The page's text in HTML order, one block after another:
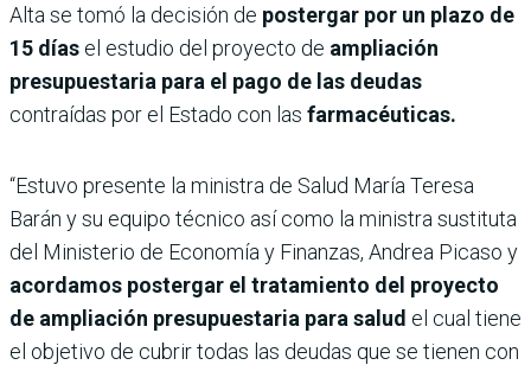
Alta se tomó la decisión de postergar por un plazo de
15 días el estudio del proyecto de ampliación
presupuestaria para el pago de las deudas
contraídas por el Estado con las farmacéuticas.
“Estuvo presente la ministra de Salud María Teresa
Barán y su equipo técnico así como la ministra sustituta
del Ministerio de Economía y Finanzas, Andrea Picaso y
acordamos postergar el tratamiento del proyecto
de ampliación presupuestaria para salud el cual tiene
el objetivo de cubrir todas las deudas que se tienen con